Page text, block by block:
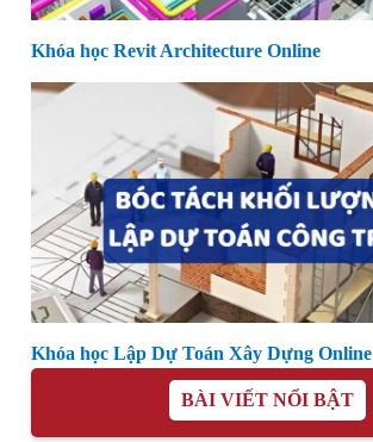
Khóa học Revit Architecture Online
Khóa học Lập Dự Toán Xây Dựng Online
BÀI VIẾT NỔI BẬT